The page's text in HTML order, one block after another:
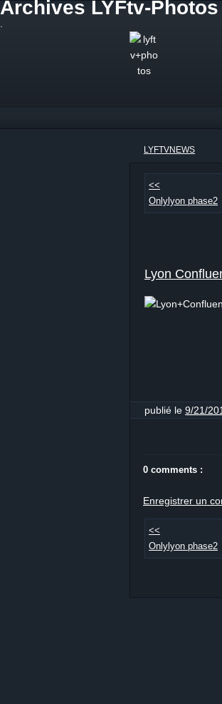
Archives LYFtv-
LYFTVNEWS
<<
Onlylyon phase2
Lyon
publié le 9/21/
0 comments :
Enregistrer un
<<
Onlylyon phase2